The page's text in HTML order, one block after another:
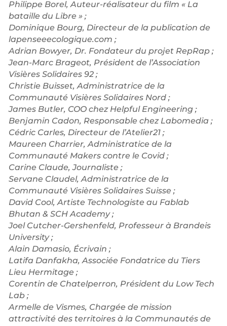
Philippe Borel, Auteur-réalisateur du film « La
bataille du Libre » ;
Dominique Bourg, Directeur de la publication de
lapenseeecologique.com ;
Adrian Bowyer, Dr. Fondateur du projet RepRap ;
Jean-Marc Brageot, Président de l’Association
Visières Solidaires 92 ;
Christie Buisset, Administratrice de la
Communauté Visières Solidaires Nord ;
James Butler, COO chez Helpful Engineering ;
Benjamin Cadon, Responsable chez Labomedia ;
Cédric Carles, Directeur de l’Atelier21 ;
Maureen Charrier, Administratice de la
Communauté Makers contre le Covid ;
Carine Claude, Journaliste ;
Servane Claudel, Administratrice de la
Communauté Visières Solidaires Suisse ;
David Cool, Artiste Technologiste au Fablab
Bhutan & SCH Academy ;
Joel Cutcher-Gershenfeld, Professeur à Brandeis
University ;
Alain Damasio, Écrivain ;
Latifa Danfakha, Associée Fondatrice du Tiers
Lieu Hermitage ;
Corentin de Chatelperron, Président du Low Tech
Lab ;
Armelle de Vismes, Chargée de mission
attractivité des territoires à la Communautés de